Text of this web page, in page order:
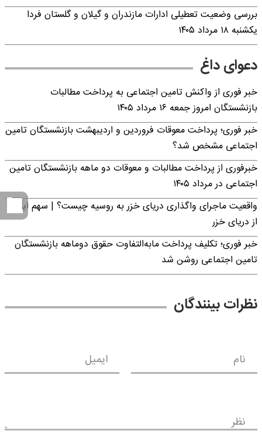
بررسی وضعیت تعطیلی ادارات مازندران و گیلان و گلستان فردا
یکشنبه ۱۸ مرداد ۱۴۰۵
دعوای داغ
خبر فوری از واکنش تامین اجتماعی به پرداخت مطالبات
بازنشستگان امروز جمعه ۱۶ مرداد ۱۴۰۵
خبر فوری؛ پرداخت معوقات فروردین و اردیبهشت بازنشستگان تامین
اجتماعی مشخص شد؟
خبرفوری از پرداخت مطالبات و معوقات دو ماهه بازنشستگان تامین
اجتماعی در مرداد ۱۴۰۵
واقعیت ماجرای واگذاری دریای خزر به روسیه چیست؟ | سهم ایران
از دریای خزر
خبر فوری؛ تکلیف پرداخت مابه‌التفاوت حقوق دوماهه بازنشستگان
تامین اجتماعی روشن شد
نظرات بینندگان
نام ایمیل
نظر